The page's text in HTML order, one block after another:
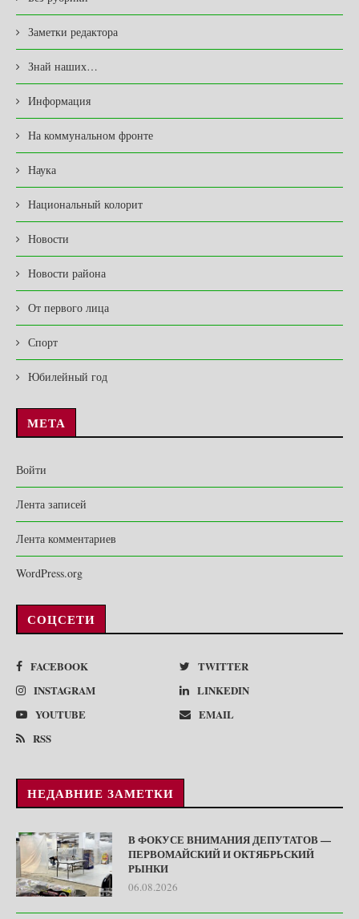
Заметки редактора
Знай наших…
Информация
На коммунальном фронте
Наука
Национальный колорит
Новости
Новости района
От первого лица
Спорт
Юбилейный год
МЕТА
Войти
Лента записей
Лента комментариев
WordPress.org
СОЦСЕТИ
FACEBOOK
TWITTER
INSTAGRAM
LINKEDIN
YOUTUBE
EMAIL
RSS
НЕДАВНИЕ ЗАМЕТКИ
В ФОКУСЕ ВНИМАНИЯ ДЕПУТАТОВ —
ПЕРВОМАЙСКИЙ И ОКТЯБРЬСКИЙ
РЫНКИ
06.08.2026